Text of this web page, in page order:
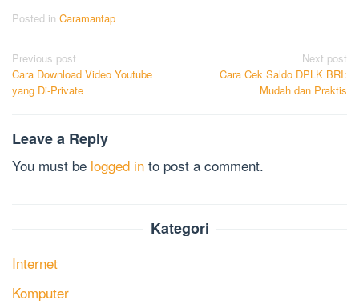
Posted in Caramantap
Post
navigation
Previous post
Cara Download Video Youtube
yang Di-Private
Next post
Cara Cek Saldo DPLK BRI:
Mudah dan Praktis
Leave a Reply
You must be logged in to post a comment.
Kategori
Internet
Komputer